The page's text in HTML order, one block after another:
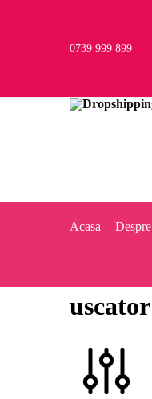
0739 999 899
Acasa